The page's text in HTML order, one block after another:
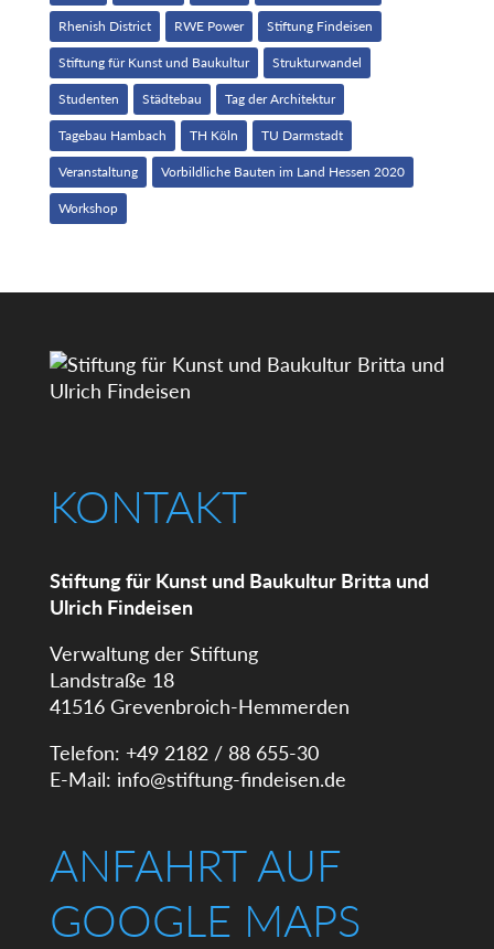
Rhenish District RWE Power Stiftung Findeisen
Stiftung für Kunst und Baukultur Strukturwandel
Studenten Städtebau Tag der Architektur
Tagebau Hambach TH Köln TU Darmstadt
Veranstaltung Vorbildliche Bauten im Land Hessen 2020
Workshop
KONTAKT
Stiftung für Kunst und Baukultur Britta und
Ulrich Findeisen
Verwaltung der Stiftung
Landstraße 18
41516 Grevenbroich-Hemmerden
Telefon: +49 2182 / 88 655-30
E-Mail: info@stiftung-findeisen.de
ANFAHRT AUF
GOOGLE MAPS